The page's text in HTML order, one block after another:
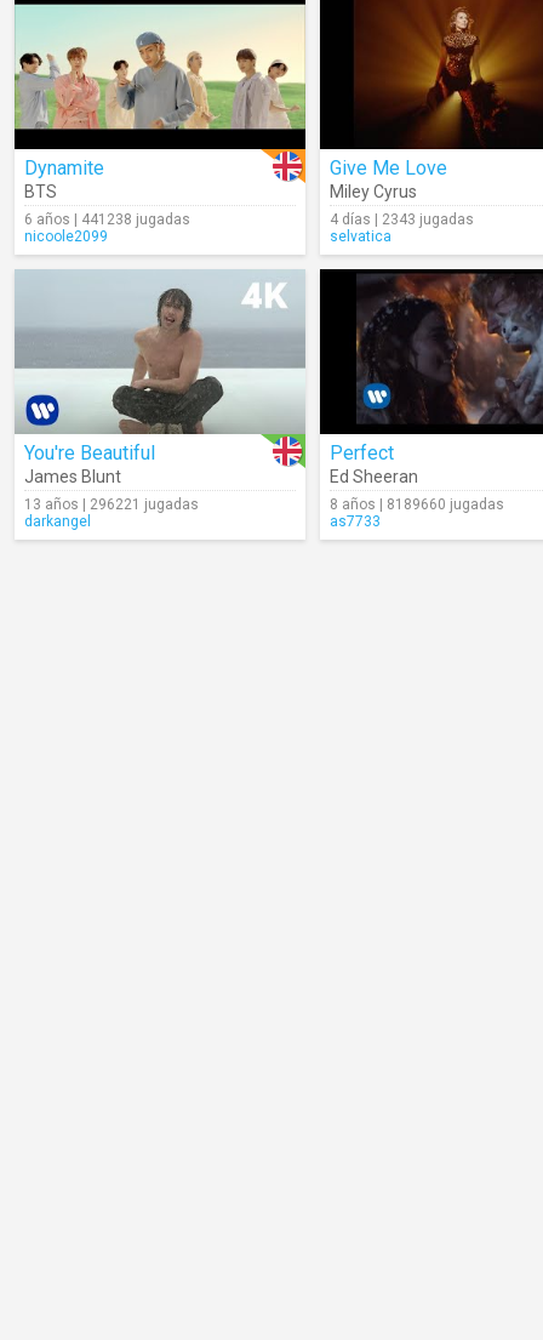
Dynamite
BTS
6 años | 441238 jugadas
nicoole2099
Give Me Love
Miley Cyrus
4 días | 2343 jugadas
selvatica
You're Beautiful
James Blunt
13 años | 296221 jugadas
darkangel
Perfect
Ed Sheeran
8 años | 8189660 jugadas
as7733